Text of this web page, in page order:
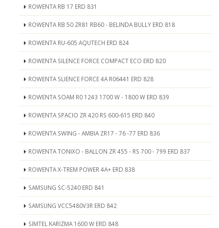
ROWENTA RB 17 ERD 831
ROWENTA RB 50 ZR81 RB60 - BELINDA BULLY ERD 818
ROWENTA RU-605 AQUTECH ERD 824
ROWENTA SILENCE FORCE COMPACT ECO ERD 820
ROWENTA SLIENCE FORCE 4A R06441 ERD 828
ROWENTA SOAM R0 1243 1700 W - 1800 W ERD 839
ROWENTA SPACIO ZR 420 RS 600-615 ERD 840
ROWENTA SWING - AMBIA ZR17 - 76 -77 ERD 836
ROWENTA TONIXO - BALLON ZR 455 - RS 700 - 799 ERD 837
ROWENTA X-TREM POWER 4A+ ERD 838
SAMSUNG SC-5240 ERD 841
SAMSUNG VCC5480V3R ERD 842
SİMTEL KARİZMA 1600 W ERD 848